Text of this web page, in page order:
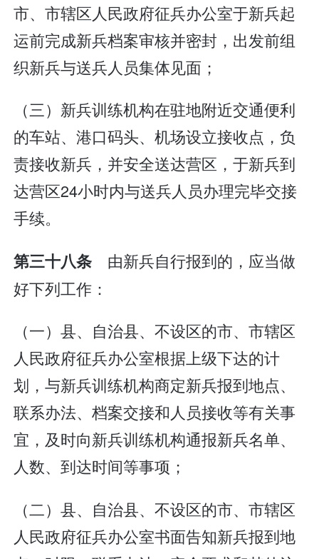
市、市辖区人民政府征兵办公室于新兵起
运前完成新兵档案审核并密封，出发前组
织新兵与送兵人员集体见面；
（三）新兵训练机构在驻地附近交通便利
的车站、港口码头、机场设立接收点，负
责接收新兵，并安全送达营区，于新兵到
达营区24小时内与送兵人员办理完毕交接
手续。
第三十八条 由新兵自行报到的，应当做
好下列工作：
（一）县、自治县、不设区的市、市辖区
人民政府征兵办公室根据上级下达的计
划，与新兵训练机构商定新兵报到地点、
联系办法、档案交接和人员接收等有关事
宜，及时向新兵训练机构通报新兵名单、
人数、到达时间等事项；
（二）县、自治县、不设区的市、市辖区
人民政府征兵办公室书面告知新兵报到地